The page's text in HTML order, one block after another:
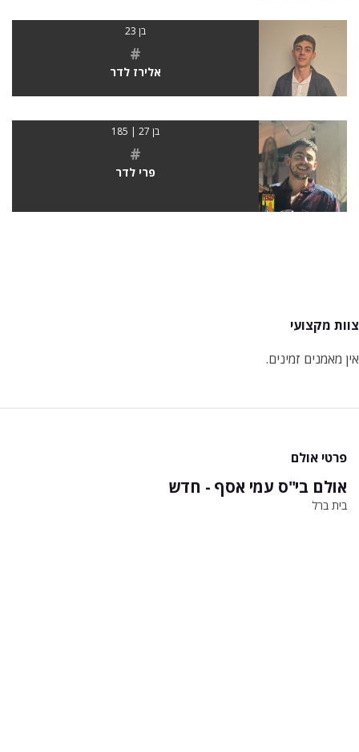
בן 23
#
אלירז לדר
בן 27 | 185
#
פרי לדר
צוות מקצועי
אין מאמנים זמינים.
פרטי אולם
אולם בי"ס עמי אסף - חדש
בית ברל